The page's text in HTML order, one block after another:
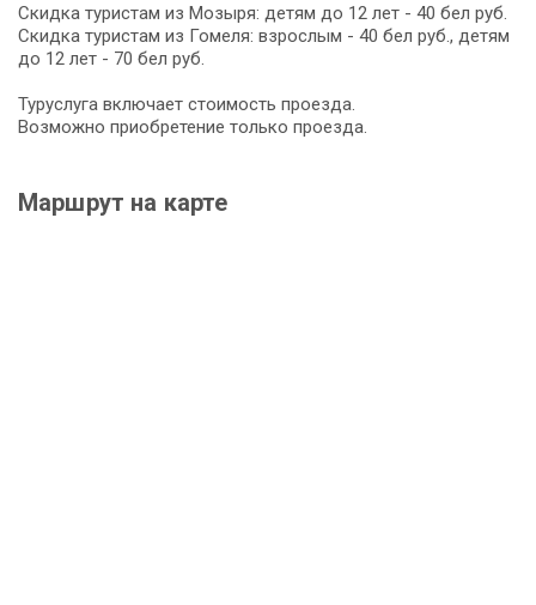
Скидка туристам из Мозыря: детям до 12 лет - 40 бел руб.
Скидка туристам из Гомеля: взрослым - 40 бел руб., детям
до 12 лет - 70 бел руб.
Туруслуга включает стоимость проезда.
Возможно приобретение только проезда.
Маршрут на карте